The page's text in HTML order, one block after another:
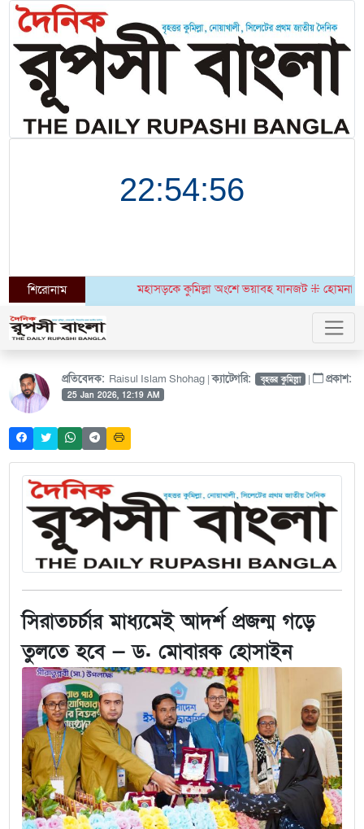
শিরোনাম মহাসড়কে কুমিল্লা অংশে ভয়াবহ যানজট ⁜ হোমনায় ৬
প্রতিবেদক: Raisul Islam Shohag |ক্যাটেগরি: বৃহত্তর কুমিল্লা | প্রকাশ:
25 Jan 2026, 12:19 AM
সিরাতচর্চার মাধ্যমেই আদর্শ প্রজন্ম গড়ে
তুলতে হবে — ড. মোবারক হোসাইন